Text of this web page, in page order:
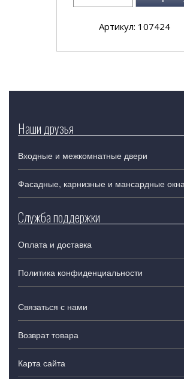
Артикул: 107424
Наши друзья
Входные и межкомнатные двери
Фасадные, карнизные и мансардные
Служба поддержки
Оплата и доставка
Политика конфиденциальности
Связаться с нами
Возврат товара
Карта сайта